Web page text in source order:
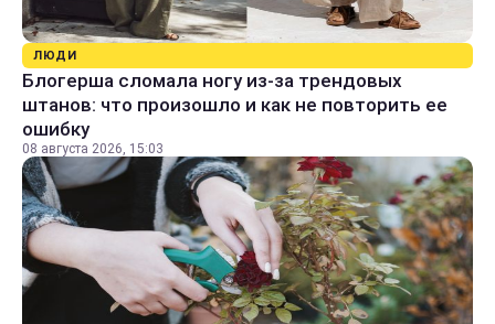
ЛЮДИ
Блогерша сломала ногу из-за трендовых
штанов: что произошло и как не повторить ее
ошибку
08 августа 2026, 15:03